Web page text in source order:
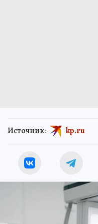
Источник: kp.ru